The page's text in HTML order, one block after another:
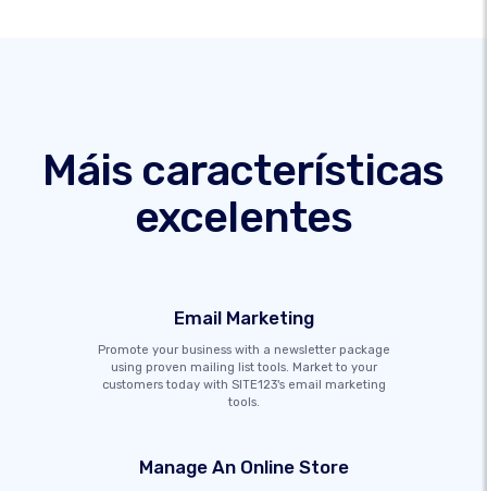
Máis características
excelentes
Email Marketing
Promote your business with a newsletter package
using proven mailing list tools. Market to your
customers today with SITE123's email marketing
tools.
Manage An Online Store